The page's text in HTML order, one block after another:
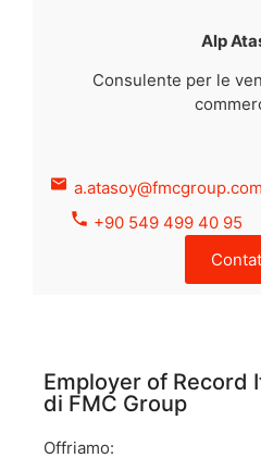
Alp
Consulente per le
a.atasoy@fmcgroup.com
+90 549 499 40 95
Employer of Record
di FMC Group
Offriamo: